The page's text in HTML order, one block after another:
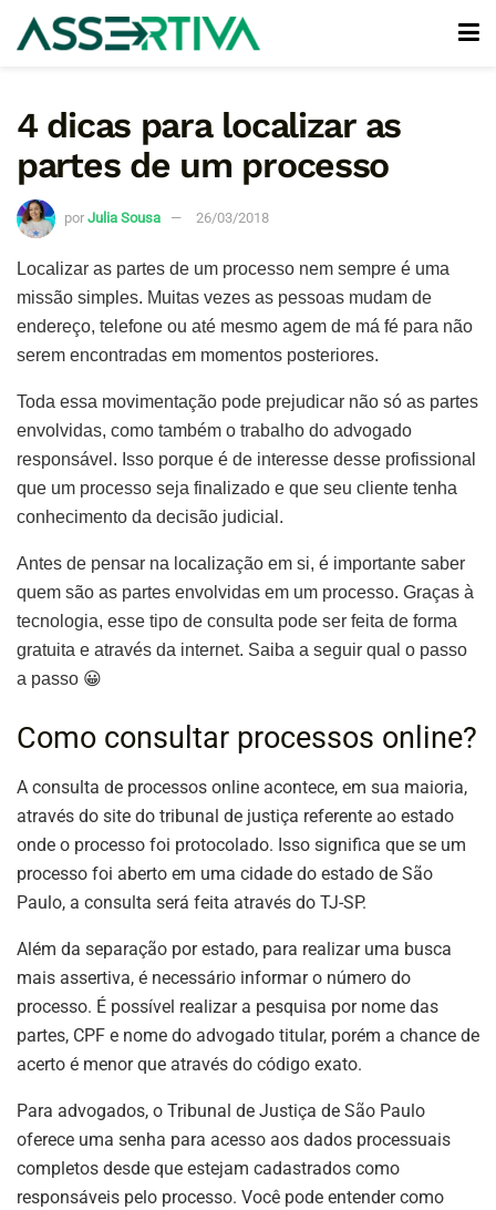
4 dicas para localizar as
partes de um processo
por Julia Sousa 26/03/2018
Localizar as partes de um processo nem sempre é uma
missão simples. Muitas vezes as pessoas mudam de
endereço, telefone ou até mesmo agem de má fé para não
serem encontradas em momentos posteriores.
Toda essa movimentação pode prejudicar não só as partes
envolvidas, como também o trabalho do advogado
responsável. Isso porque é de interesse desse profissional
que um processo seja finalizado e que seu cliente tenha
conhecimento da decisão judicial.
Antes de pensar na localização em si, é importante saber
quem são as partes envolvidas em um processo. Graças à
tecnologia, esse tipo de consulta pode ser feita de forma
gratuita e através da internet. Saiba a seguir qual o passo
a passo 😀
Como consultar processos online?
A consulta de processos online acontece, em sua maioria,
através do site do tribunal de justiça referente ao estado
onde o processo foi protocolado. Isso significa que se um
processo foi aberto em uma cidade do estado de São
Paulo, a consulta será feita através do TJ-SP.
Além da separação por estado, para realizar uma busca
mais assertiva, é necessário informar o número do
processo. É possível realizar a pesquisa por nome das
partes, CPF e nome do advogado titular, porém a chance de
acerto é menor que através do código exato.
Para advogados, o Tribunal de Justiça de São Paulo
oferece uma senha para acesso aos dados processuais
completos desde que estejam cadastrados como
responsáveis pelo processo. Você pode entender como